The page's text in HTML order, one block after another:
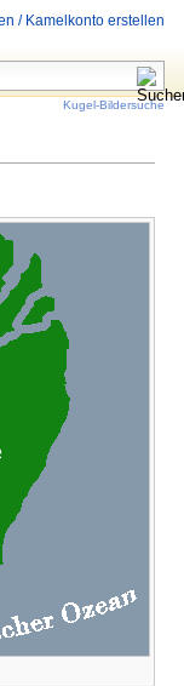
/ Kamelkonto erstellen
Kugel-Bildersuche